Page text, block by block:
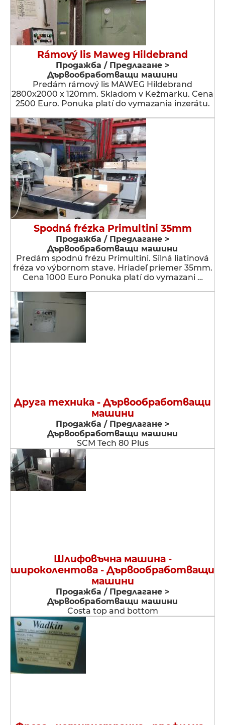
Rámový lis Maweg Hildebrand
Продажба / Предлагане >
Дървообработващи машини
Predám rámový lis MAWEG Hildebrand
2800x2000 x 120mm. Skladom v Kežmarku. Cena
2500 Euro. Ponuka platí do vymazania inzerátu.
Spodná frézka Primultini 35mm
Продажба / Предлагане >
Дървообработващи машини
Predám spodnú frézu Primultini. Silná liatinová
fréza vo výbornom stave. Hriadeľ priemer 35mm.
Cena 1000 Euro Ponuka platí do vymazani …
Друга техника - Дървообработващи
машини
Продажба / Предлагане >
Дървообработващи машини
SCM Tech 80 Plus
Шлифовъчна машина -
широколентова - Дървообработващи
машини
Продажба / Предлагане >
Дървообработващи машини
Costa top and bottom